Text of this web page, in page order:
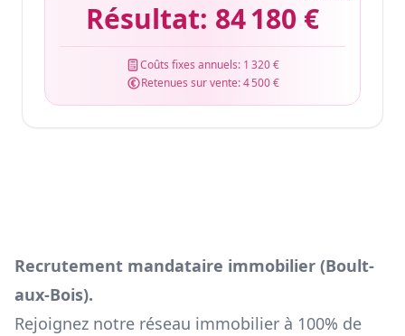
Résultat: 84 180 €
Coûts fixes annuels: 1 320 €
Retenues sur vente:4 500 €
Recrutement mandataire immobilier (Boult-
aux-Bois).
Rejoignez notre réseau immobilier à 100% de